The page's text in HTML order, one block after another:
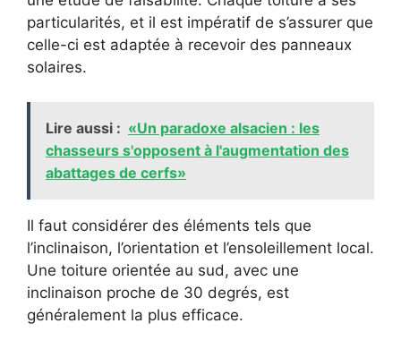
particularités, et il est impératif de s’assurer que
celle-ci est adaptée à recevoir des panneaux
solaires.
Lire aussi : «Un paradoxe alsacien : les
chasseurs s'opposent à l'augmentation des
abattages de cerfs»
Il faut considérer des éléments tels que
l’inclinaison, l’orientation et l’ensoleillement local.
Une toiture orientée au sud, avec une
inclinaison proche de 30 degrés, est
généralement la plus efficace.